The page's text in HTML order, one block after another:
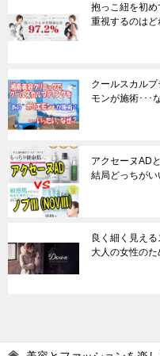
抱っこ紐を初
重視するのはど
クールスカル
モンが施術･･･
アクセーヌAD
結局どっちがい
良く細く見え
大人の女性のた